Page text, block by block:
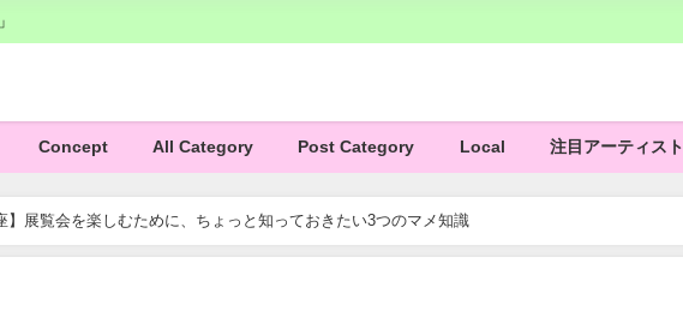
Concept All Category Post Category Local 注目アーティスト
】展覧会を楽しむために、ちょっと知っておきたい3つのマメ知識